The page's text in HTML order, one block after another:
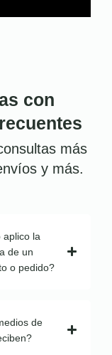
con
más
y más.
aplico la
de un
o pedido?
de